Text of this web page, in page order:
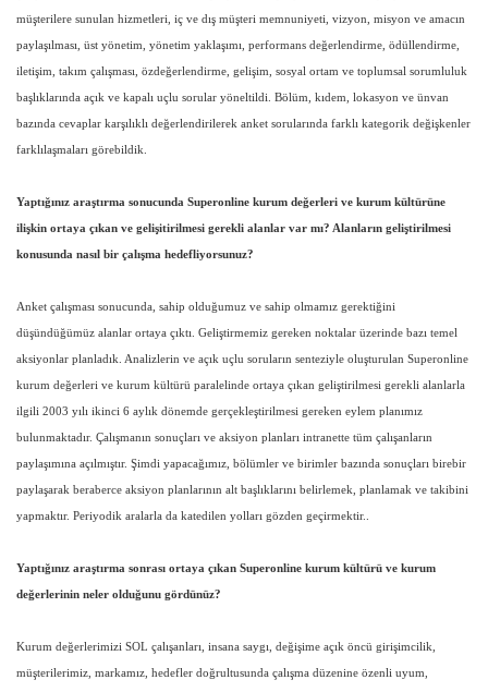
müşterilere sunulan hizmetleri, iç ve dış müşteri memnuniyeti, vizyon, misyon ve amacın
paylaşılması, üst yönetim, yönetim yaklaşımı, performans değerlendirme, ödüllendirme,
iletişim, takım çalışması, özdeğerlendirme, gelişim, sosyal ortam ve toplumsal sorumluluk
başlıklarında açık ve kapalı uçlu sorular yöneltildi. Bölüm, kıdem, lokasyon ve ünvan
bazında cevaplar karşılıklı değerlendirilerek anket sorularında farklı kategorik değişkenler
farklılaşmaları görebildik.
Yaptığınız araştırma sonucunda Superonline kurum değerleri ve kurum kültürüne
ilişkin ortaya çıkan ve gelişitirilmesi gerekli alanlar var mı? Alanların geliştirilmesi
konusunda nasıl bir çalışma hedefliyorsunuz?
Anket çalışması sonucunda, sahip olduğumuz ve sahip olmamız gerektiğini
düşündüğümüz alanlar ortaya çıktı. Geliştirmemiz gereken noktalar üzerinde bazı temel
aksiyonlar planladık. Analizlerin ve açık uçlu soruların senteziyle oluşturulan Superonline
kurum değerleri ve kurum kültürü paralelinde ortaya çıkan geliştirilmesi gerekli alanlarla
ilgili 2003 yılı ikinci 6 aylık dönemde gerçekleştirilmesi gereken eylem planımız
bulunmaktadır. Çalışmanın sonuçları ve aksiyon planları intranette tüm çalışanların
paylaşımına açılmıştır. Şimdi yapacağımız, bölümler ve birimler bazında sonuçları birebir
paylaşarak beraberce aksiyon planlarının alt başlıklarını belirlemek, planlamak ve takibini
yapmaktır. Periyodik aralarla da katedilen yolları gözden geçirmektir..
Yaptığınız araştırma sonrası ortaya çıkan Superonline kurum kültürü ve kurum
değerlerinin neler olduğunu gördünüz?
Kurum değerlerimizi SOL çalışanları, insana saygı, değişime açık öncü girişimcilik,
müşterilerimiz, markamız, hedefler doğrultusunda çalışma düzenine özenli uyum,